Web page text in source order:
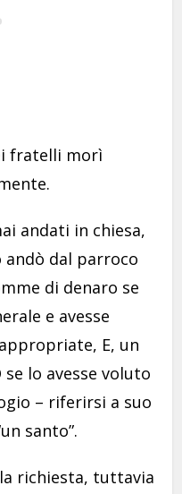
fratelli morì
andati in chiesa,
andò dal parroco
di denaro se
e avesse
E, un
se lo avesse voluto
– riferirsi a suo
santo”.
richiesta, tuttavia